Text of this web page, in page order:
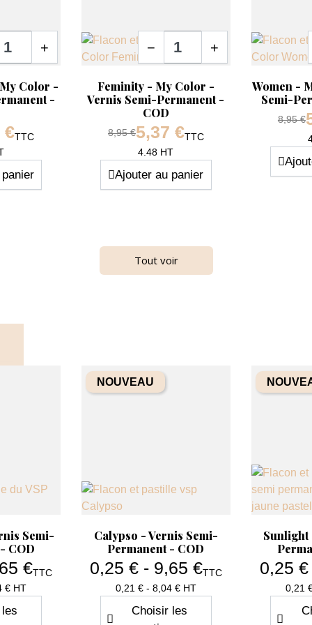
Color -
-
€TTC
+
Aperçu rapide
Feminity - My Color -
Vernis Semi-Permanent -
COD
Prix de base
8,95 €
Prix
5,37 €TTC
4.48 HT
Quantité
− +
Ajouter au panier
 Aperçu
Women -
Semi-
Prix
8,95 €
 Aperçu rapide
Ajouter au panier
-40%
Tout voir
Semi-
COD
€TTC
€ HT
Aperçu rapide
Calypso - Vernis Semi-
Permanent - COD
Prix
0,25 € - 9,65 €TTC
0,21 € - 8,04 € HT
Choisir les
NOUVEAU
Sunlight
0,25
0,21